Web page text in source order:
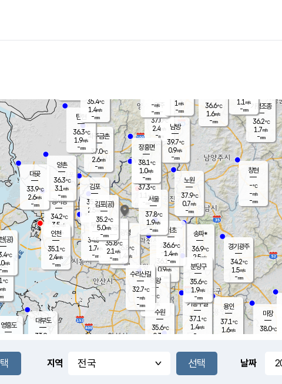
도
℃
m/s
영흥도
양주
37.0℃
2.4
-mm
과천
36.1℃
0.9m/s
- mm
-mm
용인
37.1℃
1.6m/s
경기광주
34.2℃
1.5m/s
-mm
대부도
33.9
경서동
34.2℃
3.5 m/s
-mm
파주금촌
37.0℃
2.6m/s
-mm
가평조종
36.2℃
1.7m/s
-mm
36.6℃
1.6m/s
-mm
대곶
33.9℃
2.6m/s
-mm
창현
-℃
-m/s
-mm
탄현
36.3℃
1.9m/s
-mm
1.1 m/s
-mm
마장
38.0℃
의왕
- ℃
m/s
mm
김포
35.1℃
2.5 m/s
mm
광명
36.8 ℃
1.4 m/s
-mm
부천
34.5℃
1.7m/s
-mm
양촌
36.3℃
3.1 m/s
-mm
구로
35.8℃
2.1 m/s
-mm
은평
37.3℃
m/s
- mm
노원
37.9℃
0.7m/s
-mm
송파*
36.9℃
2.5m/s
-mm
서초
36.6℃
1.4m/s
-mm
남방
39.7℃
0.9m/s
-mm
기흥구갈
37.1℃
1.4m/s
-
수리산길
32.7℃
-m/s
-mm
분당구
35.6℃
1.9m/s
-mm
장흥면
38.1℃
1.0m/s
-mm
-m/s
-mm
(공)
℃
m/s
-mm
김포(공)
35.2℃
5.0m/s
-mm
수원
35.6℃
0.3 m/s
인천
35.1℃
2.4m/s
-mm
서울
37.8℃
1.9m/s
-mm
35.4℃
1.4m/s
-mm
1 m/s
-mm
지역 날짜